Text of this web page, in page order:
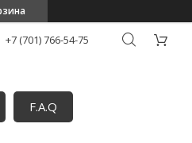
+7 (701) 766-54-75
F.A.Q